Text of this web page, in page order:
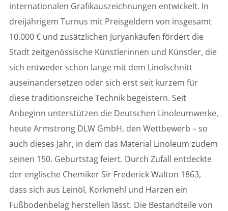
internationalen Grafikauszeichnungen entwickelt. In
dreijährigem Turnus mit Preisgeldern von insgesamt
10.000 € und zusätzlichen Juryankäufen fördert die
Stadt zeitgenössische Künstlerinnen und Künstler, die
sich entweder schon lange mit dem Linolschnitt
auseinandersetzen oder sich erst seit kurzem für
diese traditionsreiche Technik begeistern. Seit
Anbeginn unterstützen die Deutschen Linoleumwerke,
heute Armstrong DLW GmbH, den Wettbewerb – so
auch dieses Jahr, in dem das Material Linoleum zudem
seinen 150. Geburtstag feiert. Durch Zufall entdeckte
der englische Chemiker Sir Frederick Walton 1863,
dass sich aus Leinöl, Korkmehl und Harzen ein
Fußbodenbelag herstellen lässt. Die Bestandteile von